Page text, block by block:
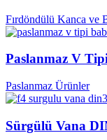
Fırdöndülü Kanca ve
Paslanmaz V
Paslanmaz Ürünler
Sürgülü Vana